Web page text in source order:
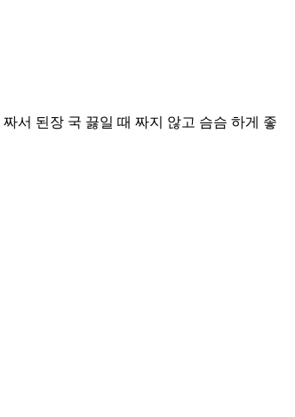
서 된장 국 끓일 때 짜지 않고 슴슴 하게 좋